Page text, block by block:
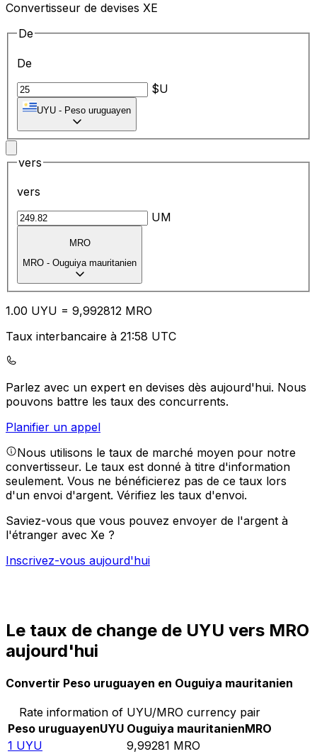
Convertisseur de devises XE
De
De
$U
UYU - Peso uruguayen
vers
vers
UM
MRO
MRO - Ouguiya mauritanien
1.00 UYU = 9,992812 MRO
Taux interbancaire à 21:58 UTC
Parlez avec un expert en devises dès aujourd'hui. Nous
pouvons battre les taux des concurrents.
Planifier un appel
Nous utilisons le taux de marché moyen pour notre
convertisseur. Le taux est donné à titre d'information
seulement. Vous ne bénéficierez pas de ce taux lors
d'un envoi d'argent. Vérifiez les taux d'envoi.
Saviez-vous que vous pouvez envoyer de l'argent à
l'étranger avec Xe ?
Inscrivez-vous aujourd'hui
Le taux de change de UYU vers MRO
aujourd'hui
Convertir Peso uruguayen en Ouguiya mauritanien
Rate information of UYU/MRO currency pair
Peso uruguayenUYU Ouguiya mauritanienMRO
1 UYU 9,99281 MRO